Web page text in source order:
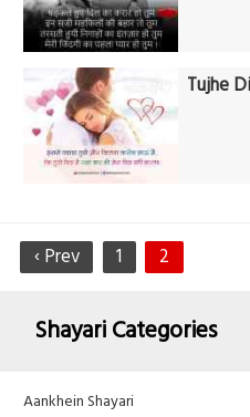
Tujhe
‹ Prev 1 2
Shayari Categories
Aankhein Shayari